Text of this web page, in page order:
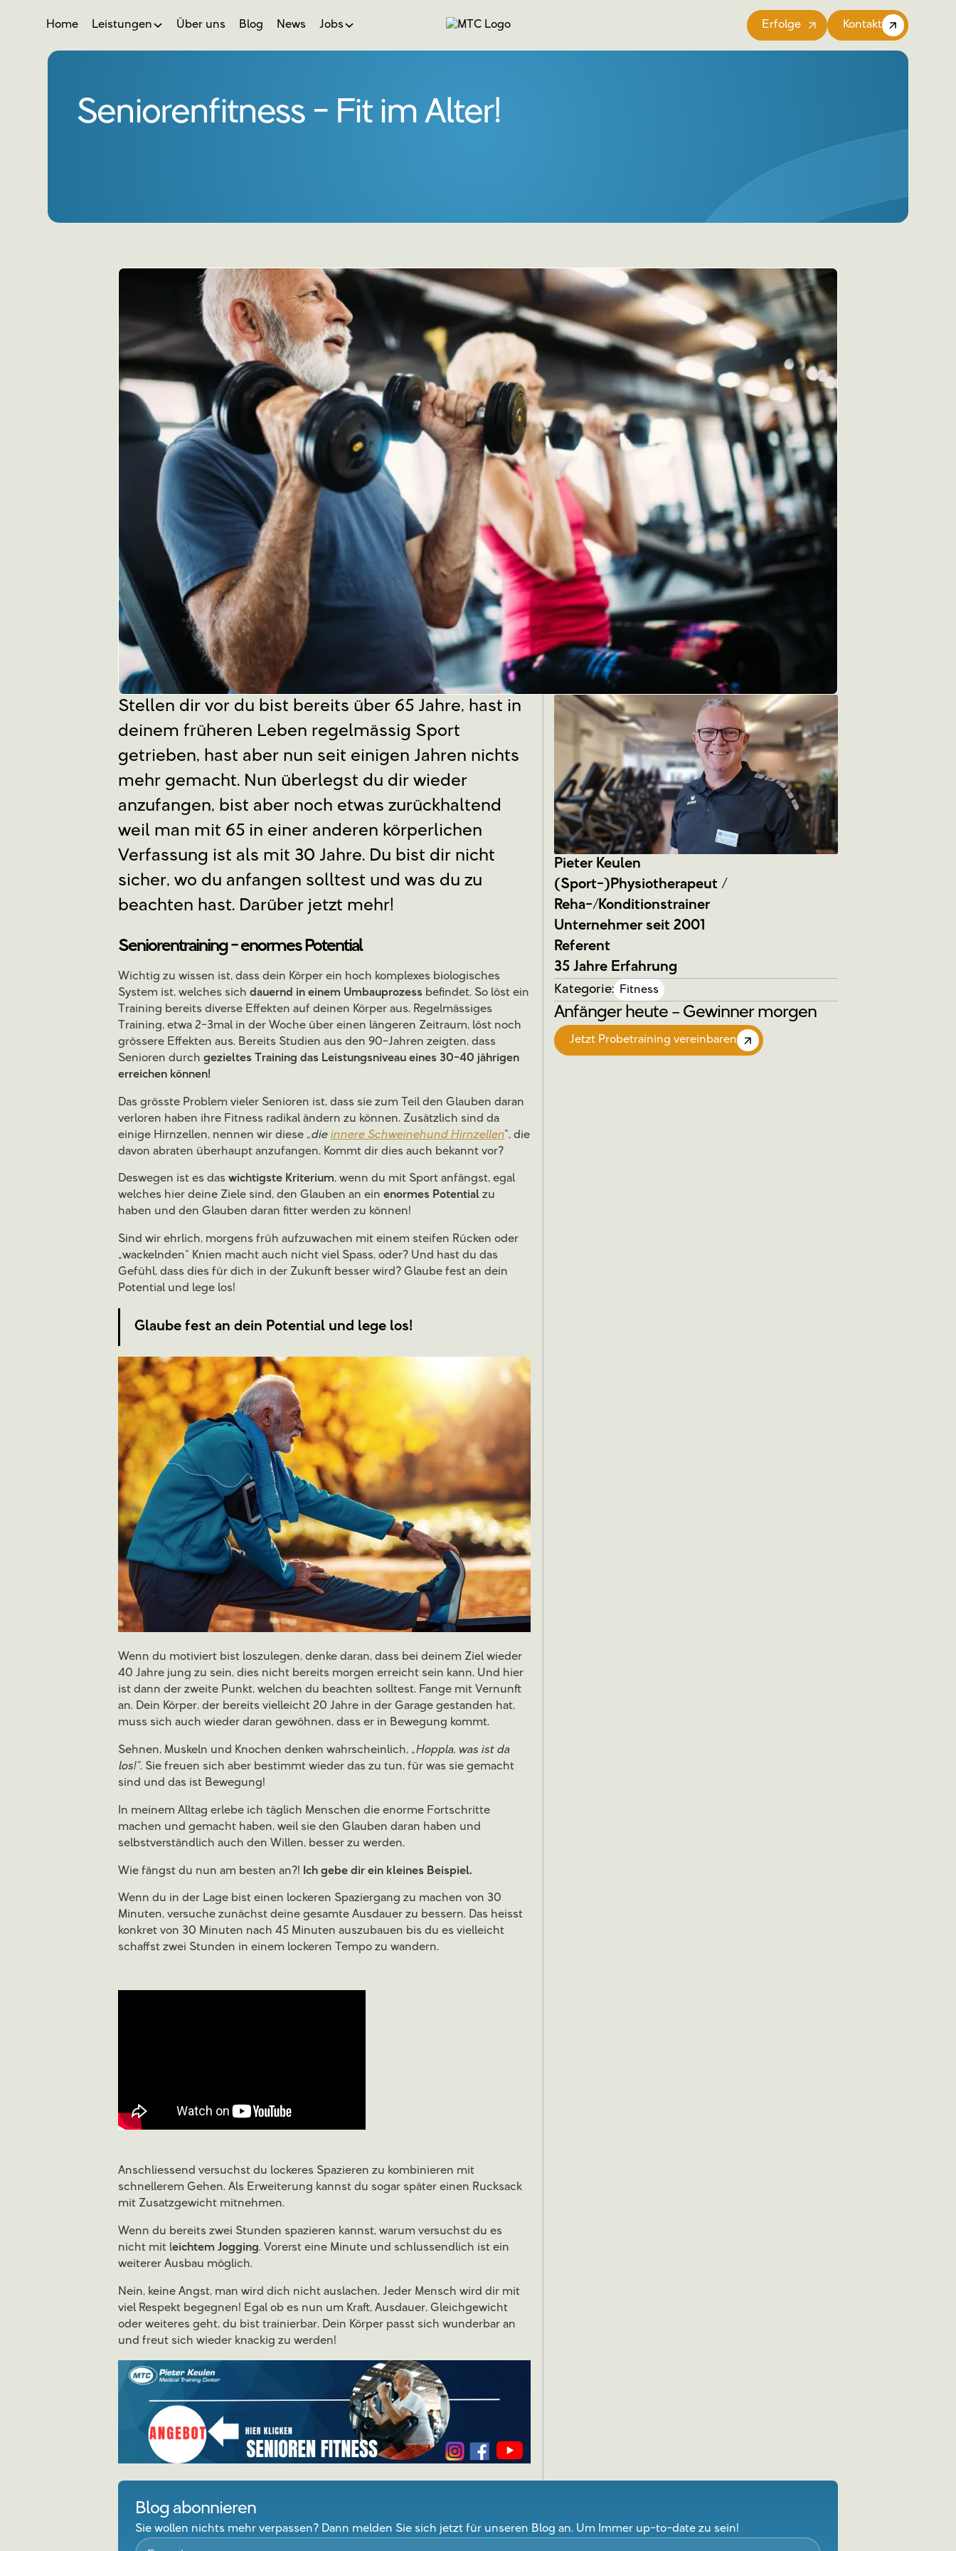
Home Leistungen Über uns Blog News Jobs Erfolge Kontakt
Seniorenfitness - Fit im Alter!
Stellen dir vor du bist bereits über 65 Jahre, hast in
deinem früheren Leben regelmässig Sport
getrieben, hast aber nun seit einigen Jahren nichts
mehr gemacht. Nun überlegst du dir wieder
anzufangen, bist aber noch etwas zurückhaltend
weil man mit 65 in einer anderen körperlichen
Verfassung ist als mit 30 Jahre. Du bist dir nicht
sicher, wo du anfangen solltest und was du zu
beachten hast. Darüber jetzt mehr!
Seniorentraining - enormes Potential
Wichtig zu wissen ist, dass dein Körper ein hoch komplexes biologisches
System ist, welches sichdauernd in einem Umbauprozess befindet. So löst ein
Training bereits diverse Effekten auf deinen Körper aus. Regelmässiges
Training, etwa 2-3mal in der Woche über einen längeren Zeitraum, löst noch
grössere Effekten aus. Bereits Studien aus den 90-Jahren zeigten, dass
Senioren durchgezieltes Training das Leistungsniveau eines 30-40 jährigen
erreichen können!
Das grösste Problem vieler Senioren ist, dass sie zum Teil den Glauben daran
verloren haben ihre Fitness radikal ändern zu können. Zusätzlich sind da
einige Hirnzellen, nennen wir diese „die innere Schweinehund Hirnzellen“, die
davon abraten überhaupt anzufangen. Kommt dir dies auch bekannt vor?
Deswegen ist es daswichtigste Kriterium, wenn du mit Sport anfängst, egal
welches hier deine Ziele sind, den Glauben an einenormes Potential zu
haben und den Glauben daran fitter werden zu können!
Sind wir ehrlich, morgens früh aufzuwachen mit einem steifen Rücken oder
„wackelnden“ Knien macht auch nicht viel Spass, oder? Und hast du das
Gefühl, dass dies für dich in der Zukunft besser wird? Glaube fest an dein
Potential und lege los!
Glaube fest an dein Potential und lege los!
Wenn du motiviert bist loszulegen, denke daran, dass bei deinem Ziel wieder
40 Jahre jung zu sein, dies nicht bereits morgen erreicht sein kann. Und hier
ist dann der zweite Punkt, welchen du beachten solltest. Fange mit Vernunft
an. Dein Körper, der bereits vielleicht 20 Jahre in der Garage gestanden hat,
muss sich auch wieder daran gewöhnen, dass er in Bewegung kommt.
Sehnen, Muskeln und Knochen denken wahrscheinlich, „Hoppla, was ist da
los!“. Sie freuen sich aber bestimmt wieder das zu tun, für was sie gemacht
sind und das ist Bewegung!
In meinem Alltag erlebe ich täglich Menschen die enorme Fortschritte
machen und gemacht haben, weil sie den Glauben daran haben und
selbstverständlich auch den Willen, besser zu werden.
Wie fängst du nun am besten an?! Ich gebe dir ein kleines Beispiel.
Wenn du in der Lage bist einen lockeren Spaziergang zu machen von 30
Minuten, versuche zunächst deine gesamte Ausdauer zu bessern. Das heisst
konkret von 30 Minuten nach 45 Minuten auszubauen bis du es vielleicht
schaffst zwei Stunden in einem lockeren Tempo zu wandern.
Anschliessend versuchst du lockeres Spazieren zu kombinieren mit
schnellerem Gehen. Als Erweiterung kannst du sogar später einen Rucksack
mit Zusatzgewicht mitnehmen.
Wenn du bereits zwei Stunden spazieren kannst, warum versuchst du es
nicht mit leichtem Jogging. Vorerst eine Minute und schlussendlich ist ein
weiterer Ausbau möglich.
Nein, keine Angst, man wird dich nicht auslachen. Jeder Mensch wird dir mit
viel Respekt begegnen! Egal ob es nun um Kraft, Ausdauer, Gleichgewicht
oder weiteres geht, du bist trainierbar. Dein Körper passt sich wunderbar an
und freut sich wieder knackig zu werden!
Pieter Keulen
(Sport-)Physiotherapeut /
Reha-/Konditionstrainer
Unternehmer seit 2001
Referent
35 Jahre Erfahrung
Kategorie: Fitness
Anfänger heute – Gewinner morgen
Jetzt Probetraining vereinbaren
Blog abonnieren
Sie wollen nichts mehr verpassen? Dann melden Sie sich jetzt für unseren Blog an. Um Immer up-to-date zu sein!